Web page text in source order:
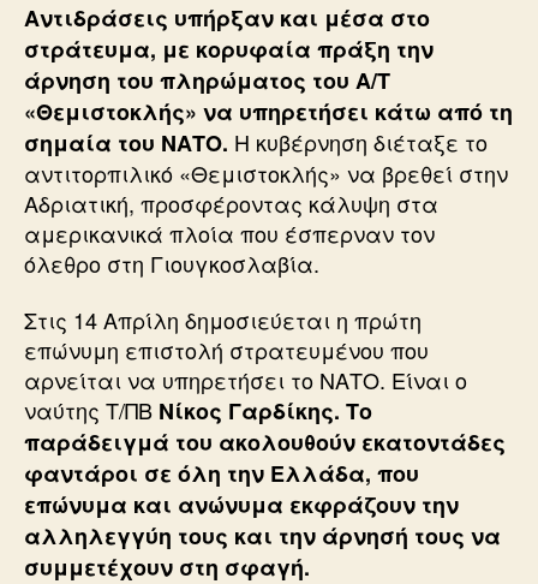
Αντιδράσεις υπήρξαν και μέσα στο
στράτευμα, με κορυφαία πράξη την
άρνηση του πληρώματος του Α/Τ
«Θεμιστοκλής» να υπηρετήσει κάτω από τη
σημαία του ΝΑΤΟ. Η κυβέρνηση διέταξε το
αντιτορπιλικό «Θεμιστοκλής» να βρεθεί στην
Αδριατική, προσφέροντας κάλυψη στα
αμερικανικά πλοία που έσπερναν τον
όλεθρο στη Γιουγκοσλαβία.
Στις 14 Απρίλη δημοσιεύεται η πρώτη
επώνυμη επιστολή στρατευμένου που
αρνείται να υπηρετήσει το ΝΑΤΟ. Είναι ο
ναύτης Τ/ΠΒ Νίκος Γαρδίκης. Το
παράδειγμά του ακολουθούν εκατοντάδες
φαντάροι σε όλη την Ελλάδα, που
επώνυμα και ανώνυμα εκφράζουν την
αλληλεγγύη τους και την άρνησή τους να
συμμετέχουν στη σφαγή.